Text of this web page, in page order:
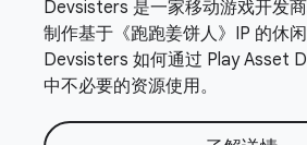
Devsisters 是一家移动游戏开发
制作基于《跑跑姜饼人》IP 的休
Devsisters 如何通过 Play Asset
中不必要的资源使用。